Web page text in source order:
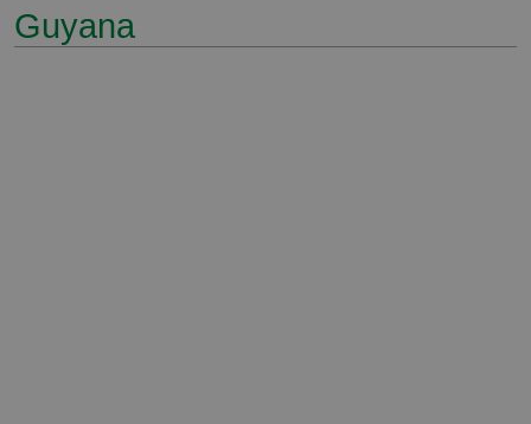
Guyana